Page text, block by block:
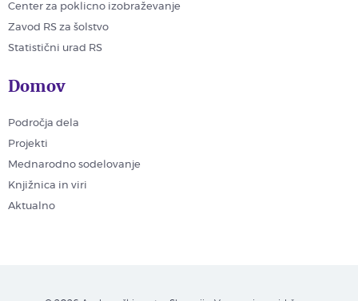
Center za poklicno izobraževanje
Zavod RS za šolstvo
Statistični urad RS
Domov
Področja dela
Projekti
Mednarodno sodelovanje
Knjižnica in viri
Aktualno